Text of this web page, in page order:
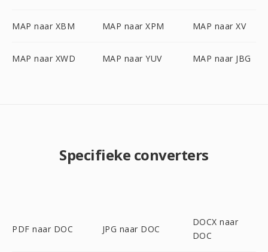
MAP naar XBM MAP naar XPM MAP naar XV
MAP naar XWD MAP naar YUV MAP naar JBG
Specifieke converters
PDF naar DOC JPG naar DOC
DOCX naar
DOC